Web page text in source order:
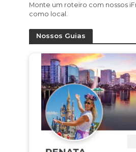
Monte um roteiro com nossos
como local.
Nossos Guias